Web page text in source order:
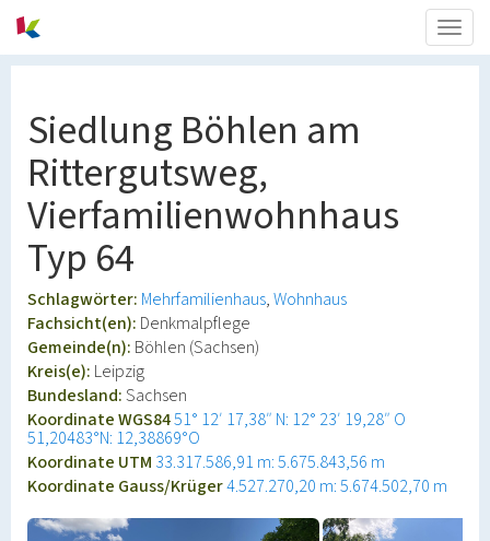
Siedlung Böhlen am
Rittergutsweg,
Vierfamilienwohnhaus
Typ 64
Schlagwörter: Mehrfamilienhaus Wohnhaus
Fachsicht(en): Denkmalpflege
Gemeinde(n): Böhlen (Sachsen)
Kreis(e): Leipzig
Bundesland:Sachsen
Koordinate WGS8451° 12′ 17,38″ N: 12° 23′ 19,28″ O
51,20483°N: 12,38869°O
Koordinate UTM 33.317.586,91 m: 5.675.843,56 m
Koordinate Gauss/Krüger4.527.270,20 m: 5.674.502,70 m